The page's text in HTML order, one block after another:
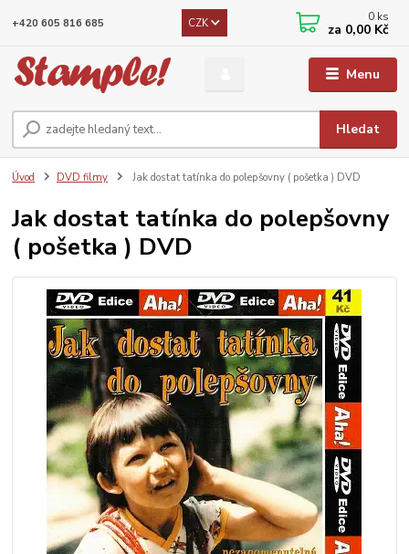
Menu
CZK
Hledat
+420 605 816 685 0 ks
za 0,00 Kč
Úvod DVD filmy Jak dostat tatínka do polepšovny ( pošetka ) DVD
Jak dostat tatínka do polepšovny
( pošetka ) DVD